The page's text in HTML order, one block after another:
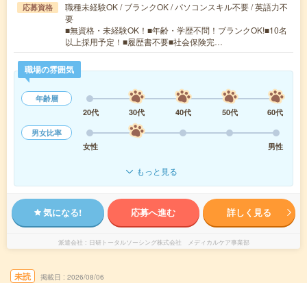
応募資格
職種未経験OK / ブランクOK / パソコンスキル不要 / 英語力不
要
■無資格・未経験OK！■年齢・学歴不問！ブランクOK!■10名
以上採用予定！■履歴書不要■社会保険完…
職場の雰囲気
年齢層
20代
30代 40代 50代
60代
男女比率
女性
男性
もっと見る
気になる! 応募へ進む 詳しく見る
派遣会社 日研トータルソーシング株式会社 メディカルケア事業部
未読 掲載日 2026/08/06